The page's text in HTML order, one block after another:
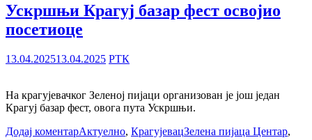
Ускршњи Крагуј базар фест освојио
посетиоце
13.04.202513.04.2025 РТК
На крагујевачког Зеленој пијаци организован је још један
Крагуј базар фест, овога пута Ускршњи.
Додај коментарАктуелно, КрагујевацЗелена пијаца Центар,